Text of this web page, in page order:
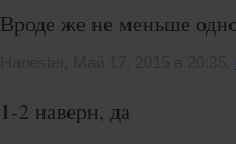
Вроде же не меньше
1-2 наверн, да